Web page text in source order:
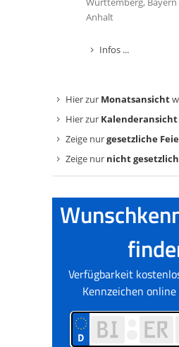
Anhalt
Infos ...
Hier zur Monatsansicht
Hier zur Kalenderansicht
Zeige nurgesetzliche
Zeige nur nicht